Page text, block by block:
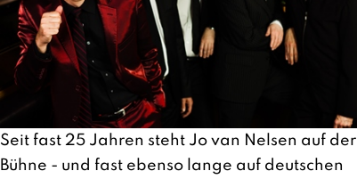
Seit fast 25 Jahren steht Jo van Nelsen auf der
Bühne - und fast ebenso lange auf deutschen